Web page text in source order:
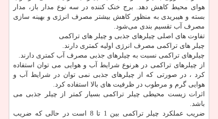
هوای محیط کاهش دهد. برج خنک کننده در سه نوع مدار باز، مدار
بسته و هیبریدی به منظور کاهش بیشتر مصرف انرژی و بهینه سازی
مصرف آب تقسیم بندی می‌شود.
تفاوت های اصلی چیلرهای جذبی و چیلر های تراکمی
چیلر های تراکمی مصرف انرژی اولیه کمتری دارند.
چیلرهای تراکمی نسبت به چیلرهای جذبی مصرف آب کمتری دارند.
از چیلرهای تراکمی در هرنوع شرایط آب و هوایی می توان استفاده
کرد ، در صورتی که از چیلرهای جذبی نمی توان در شرایط آب و
هوایی گرم و مرطوب در ظرفیت های بالا استفاده کرد.
اثرات زیست محیطی چیلر تراکمی بسیار کمتر از چیلر جذبی می
باشد.
ضریب عملکرد چیلر تراکمی بین 1 تا 8 است در حالی که ضریب